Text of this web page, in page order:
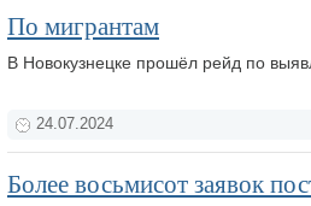
По мигрантам
В Новокузнецке прошёл рейд по
24.07.2024
Более восьмисот заявок